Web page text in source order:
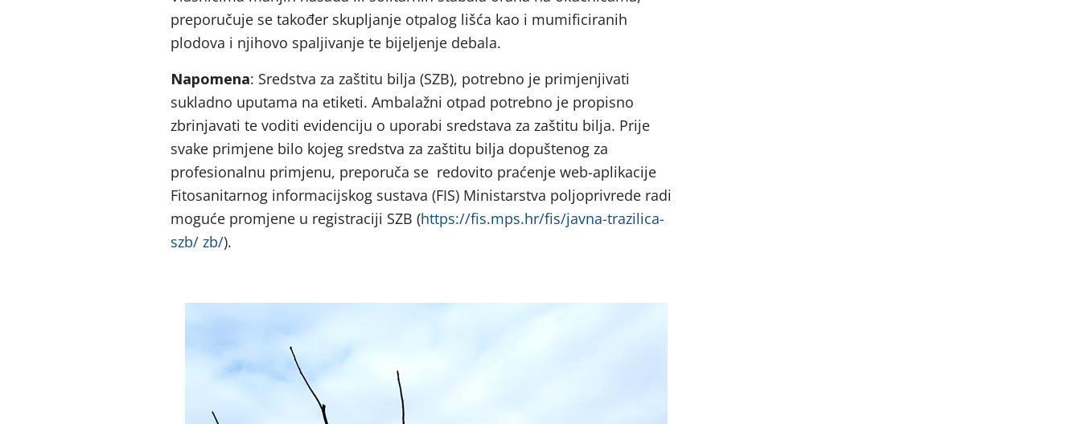
preporučuje se također skupljanje otpalog lišća kao i mumificiranih
plodova i njihovo spaljivanje te bijeljenje debala.
Napomena: Sredstva za zaštitu bilja (SZB), potrebno je primjenjivati
sukladno uputama na etiketi. Ambalažni otpad potrebno je propisno
zbrinjavati te voditi evidenciju o uporabi sredstava za zaštitu bilja. Prije
svake primjene bilo kojeg sredstva za zaštitu bilja dopuštenog za
profesionalnu primjenu, preporuča se redovito praćenje web-aplikacije
Fitosanitarnog informacijskog sustava (FIS) Ministarstva poljoprivrede radi
moguće promjene u registraciji SZB (https://fis.mps.hr/fis/javna-trazilica-
szb/ zb/).